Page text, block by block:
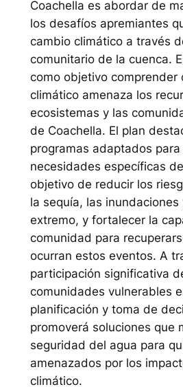
Coachella es abordar de
los desafíos apremiantes
cambio climático a través
comunitario de la cuenca.
como objetivo comprender
climático amenaza los
ecosistemas y las
de Coachella. El plan
programas adaptados
necesidades específicas
objetivo de reducir los
la sequía, las inundaciones
extremo, y fortalecer la
comunidad para
ocurran estos eventos. A
participación significativa
comunidades vulnerables
planificación y toma de
promoverá soluciones que
seguridad del agua para
amenazados por los
climático.